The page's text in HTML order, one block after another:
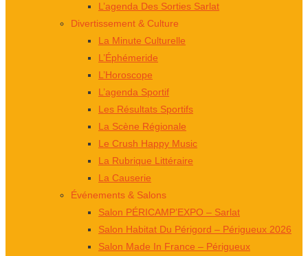
L’agenda Des Sorties Sarlat
Divertissement & Culture
La Minute Culturelle
L’Éphémeride
L’Horoscope
L’agenda Sportif
Les Résultats Sportifs
La Scène Régionale
Le Crush Happy Music
La Rubrique Littéraire
La Causerie
Événements & Salons
Salon PÉRICAMP’EXPO – Sarlat
Salon Habitat Du Périgord – Périgueux 2026
Salon Made In France – Périgueux